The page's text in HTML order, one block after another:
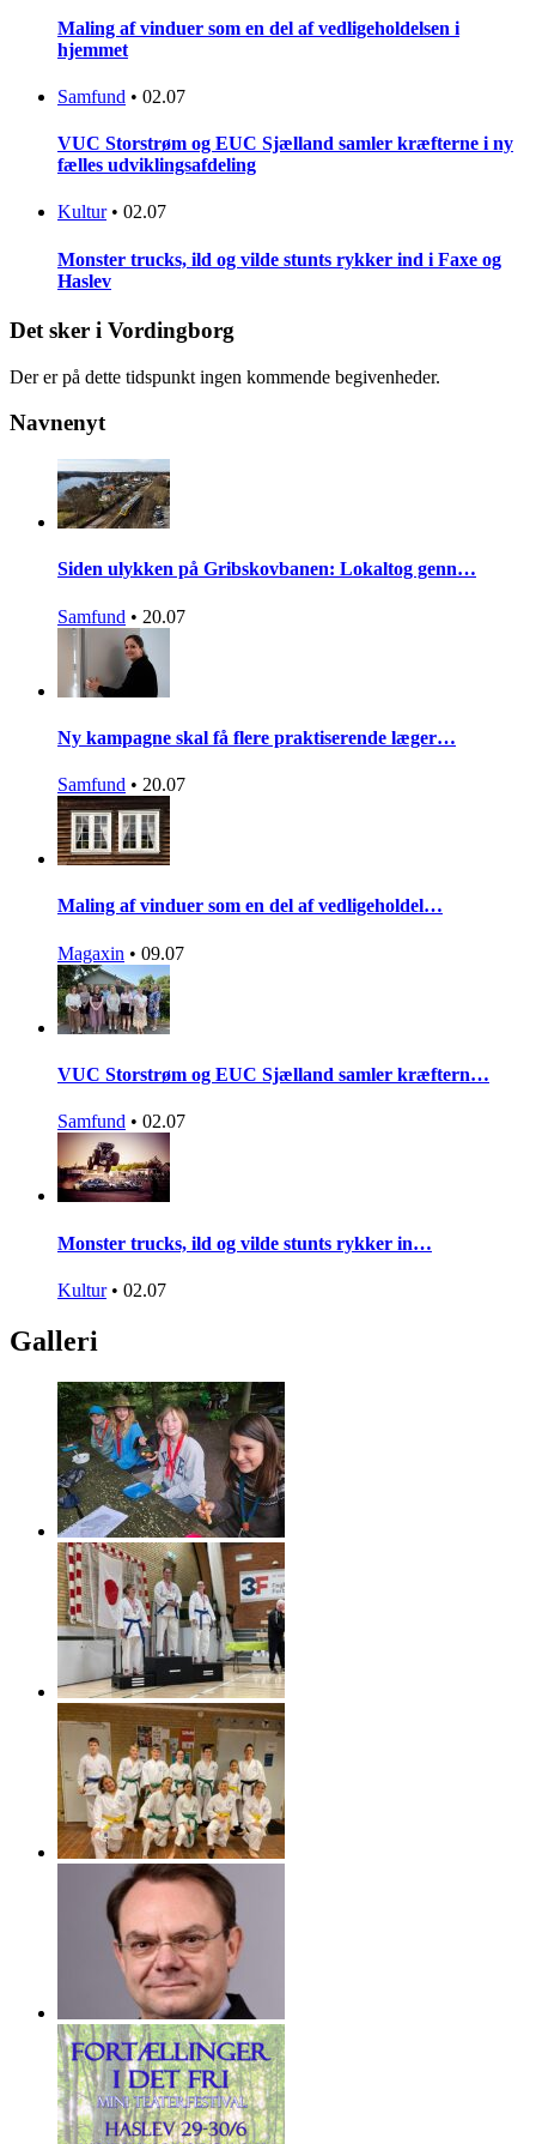
Maling af vinduer som en del af vedligeholdelsen i
hjemmet
Samfund • 02.07
VUC Storstrøm og EUC Sjælland samler kræfterne i ny
fælles udviklingsafdeling
Kultur • 02.07
Monster trucks, ild og vilde stunts rykker ind i Faxe og
Haslev
Det sker i Vordingborg
Der er på dette tidspunkt ingen kommende begivenheder.
Navnenyt
Siden ulykken på Gribskovbanen: Lokaltog genn…
Samfund • 20.07
Ny kampagne skal få flere praktiserende læger…
Samfund • 20.07
Maling af vinduer som en del af vedligeholdel…
Magaxin • 09.07
VUC Storstrøm og EUC Sjælland samler kræftern…
Samfund • 02.07
Monster trucks, ild og vilde stunts rykker in…
Kultur • 02.07
Galleri